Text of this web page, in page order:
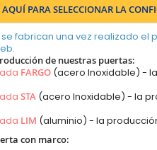
PARA SELECCIONAR LA
se fabrican una vez realizado el
de nuestras puertas:
FARGO (acero Inoxidable) -
STA (acero Inoxidable) - la
LIM (aluminio) - la
con marco: